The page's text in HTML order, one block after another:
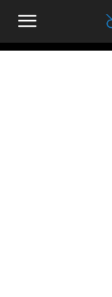
RallyandRaces.com